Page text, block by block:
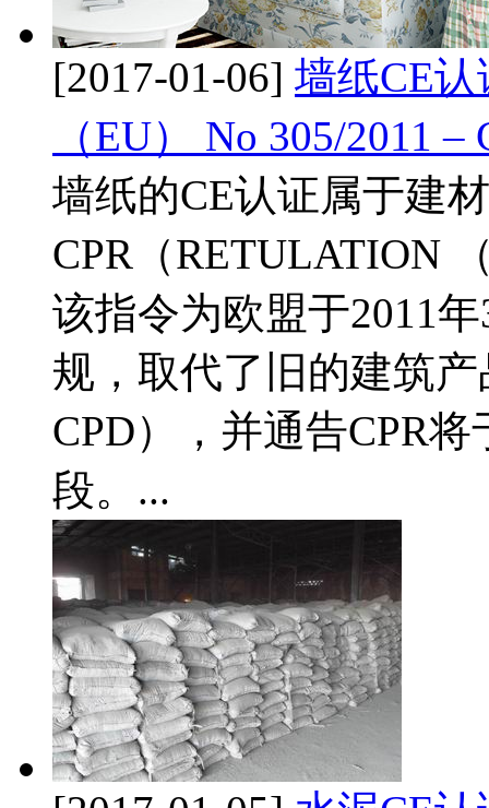
[2017-01-06] 墙纸CE
（EU） No 305/2011 –
墙纸的CE认证属于建
CPR（RETULATION
该指令为欧盟于2011
规，取代了旧的建筑产
CPD），并通告CPR
段。...